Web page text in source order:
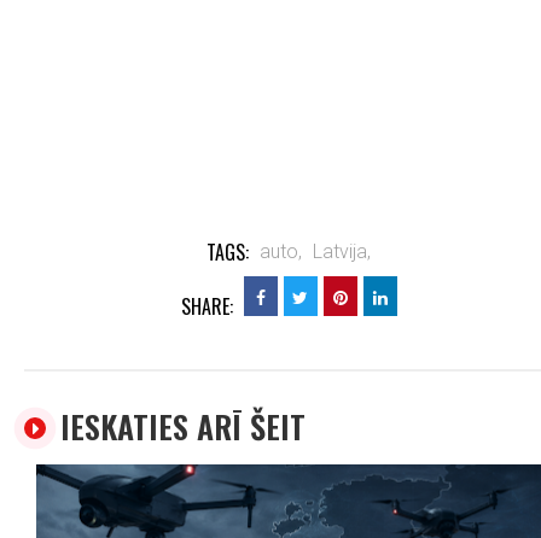
TAGS: auto, Latvija,
SHARE:
IESKATIES ARĪ ŠEIT